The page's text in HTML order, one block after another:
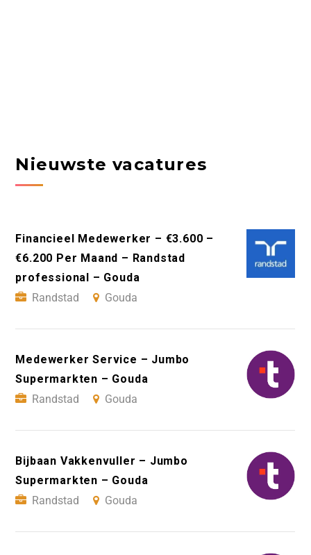
Nieuwste vacatures
Financieel Medewerker – €3.600 –
€6.200 Per Maand – Randstad
professional – Gouda
Randstad
Gouda
Medewerker Service – Jumbo
Supermarkten – Gouda
Randstad
Gouda
Bijbaan Vakkenvuller – Jumbo
Supermarkten – Gouda
Randstad
Gouda